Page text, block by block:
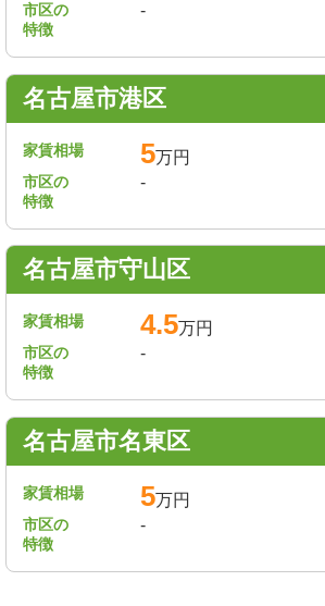
市区の
特徴
-
名古屋市港区
家賃相場 5万円
市区の
特徴
-
名古屋市守山区
家賃相場 4.5万円
市区の
特徴
-
名古屋市名東区
家賃相場 5万円
市区の
特徴
-